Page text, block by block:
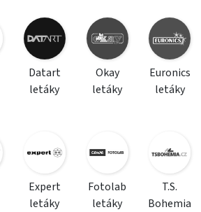
Datart
letáky
Okay
letáky
Euronics
letáky
Expert
letáky
Fotolab
letáky
T.S.
Bohemia